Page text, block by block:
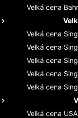
Velká cena
Velká cena
Velká cena
Velká cena
Velká cena
Velká cena
Velká cena USA